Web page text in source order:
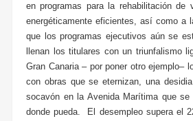
en programas para la rehabilitación
energéticamente eficientes, así como a
que los programas ejecutivos aún se
llenan los titulares con un triunfalismo
Gran Canaria – por poner otro ejemplo–
con obras que se eternizan, una
socavón en la Avenida Marítima que
donde pueda. El desempleo supera el